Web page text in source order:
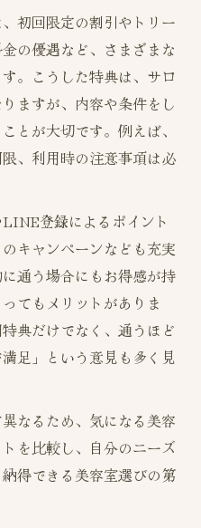
初回限定の割引やトリー
の優遇など、さまざまな
。こうした特典は、サロ
ますが、内容や条件をし
とが大切です。例えば、
、利用時の注意事項は必
登録によるポイント
キャンペーンなども充実
通う場合にもお得感が持
てもメリットがありま
典だけでなく、通うほど
足」という意見も多く見
なるため、気になる美容
を比較し、自分のニーズ
得できる美容室選びの第